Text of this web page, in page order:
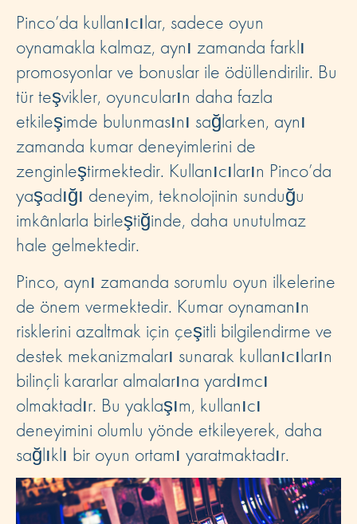
Pinco’da kullanıcılar, sadece oyun
oynamakla kalmaz, aynı zamanda farklı
promosyonlar ve bonuslar ile ödüllendirilir. Bu
tür teşvikler, oyuncuların daha fazla
etkileşimde bulunmasını sağlarken, aynı
zamanda kumar deneyimlerini de
zenginleştirmektedir. Kullanıcıların Pinco’da
yaşadığı deneyim, teknolojinin sunduğu
imkânlarla birleştiğinde, daha unutulmaz
hale gelmektedir.
Pinco, aynı zamanda sorumlu oyun ilkelerine
de önem vermektedir. Kumar oynamanın
risklerini azaltmak için çeşitli bilgilendirme ve
destek mekanizmaları sunarak kullanıcıların
bilinçli kararlar almalarına yardımcı
olmaktadır. Bu yaklaşım, kullanıcı
deneyimini olumlu yönde etkileyerek, daha
sağlıklı bir oyun ortamı yaratmaktadır.